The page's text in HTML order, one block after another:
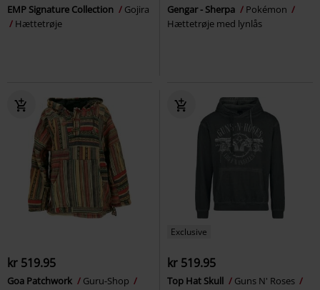
EMP Signature Collection
Gojira
Hættetrøje
Gengar - Sherpa
Pokémon
Hættetrøje med lynlås
kr 519.95
Goa Patchwork
Guru-Shop
Exclusive
kr 519.95
Top Hat Skull
Guns N' Roses